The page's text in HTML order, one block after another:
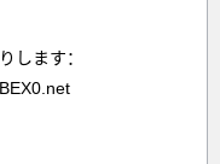
します：